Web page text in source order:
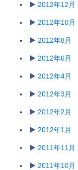
2012年12月
2012年10月
2012年8月
2012年6月
2012年4月
2012年3月
2012年2月
2012年1月
2011年11月
2011年10月